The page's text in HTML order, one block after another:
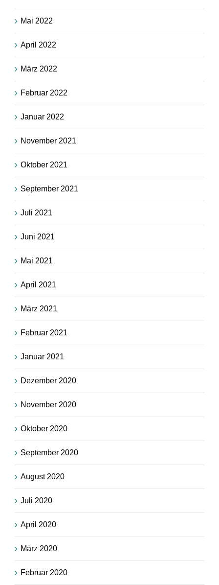
Mai 2022
April 2022
März 2022
Februar 2022
Januar 2022
November 2021
Oktober 2021
September 2021
Juli 2021
Juni 2021
Mai 2021
April 2021
März 2021
Februar 2021
Januar 2021
Dezember 2020
November 2020
Oktober 2020
September 2020
August 2020
Juli 2020
April 2020
März 2020
Februar 2020